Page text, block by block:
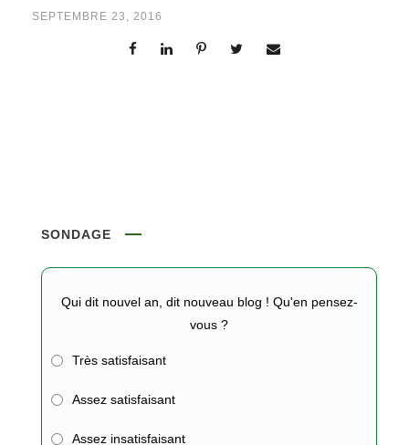
SEPTEMBRE 23, 2016
SONDAGE
Qui dit nouvel an, dit nouveau blog ! Qu'en pensez-
vous ?
Très satisfaisant
Assez satisfaisant
Assez insatisfaisant